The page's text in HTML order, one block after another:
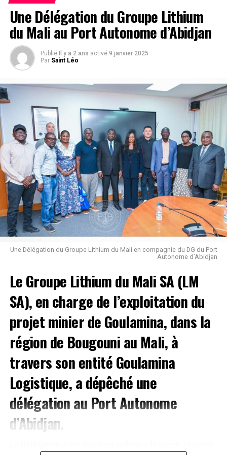
Saint Léo
Une Délégation du Groupe Lithium
du Mali au Port Autonome d’Abidjan
Publié Il y a 2 ans activé 9 janvier 2025
Par Saint Léo
Une Délégation du Groupe Lithium du Mali en compagnie du DG du Port
Autonome d’Abidjan
Le Groupe Lithium du Mali SA (LM
SA), en charge de l’exploitation du
projet minier de Goulamina, dans la
région de Bougouni au Mali, à
travers son entité Goulamina
Logistique, a dépêché une
délégation au Port Autonome
d’Abidjan.